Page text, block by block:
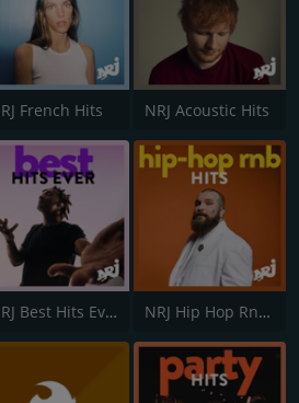
French Hits NRJ Acoustic Hits
NRJ Best Hits Ever NRJ Hip Hop RnB Hits